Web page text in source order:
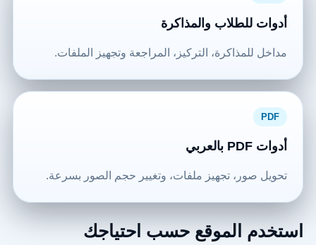
أدوات للطلاب والمذاكرة
مداخل للمذاكرة، التركيز، المراجعة وتجهيز الملفات.
PDF
أدوات PDF بالعربي
تحويل صور، تجهيز ملفات، وتغيير حجم الصور بسرعة.
استخدم الموقع حسب احتياجك